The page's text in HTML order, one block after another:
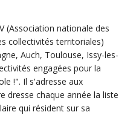
(Association nationale des
collectivités territoriales)
Auch, Toulouse, Issy-les-
engagées pour la
!". Il s'adresse aux
dresse chaque année la liste
qui résident sur sa